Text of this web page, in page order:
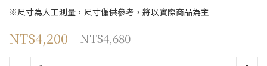
※尺寸為人工測量，尺寸僅供參考，將以實際商品為主
NT$4,200 NT$4,680